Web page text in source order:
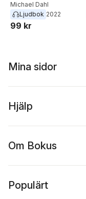
Michael Dahl
Ljudbok 2022
99 kr
Mina sidor
Hjälp
Om Bokus
Populärt